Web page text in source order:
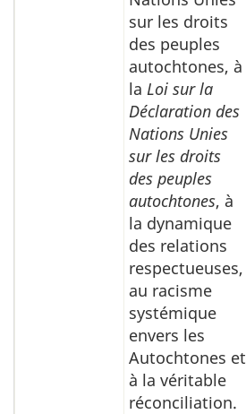
sur les droits
des peuples
autochtones, à
la Loi sur la
Déclaration des
Nations Unies
sur les droits
des peuples
autochtones, à
la dynamique
des relations
respectueuses,
au racisme
systémique
envers les
Autochtones et
à la véritable
réconciliation.